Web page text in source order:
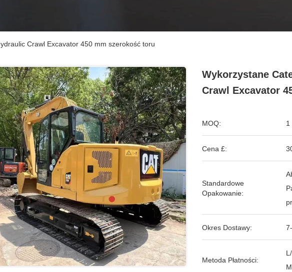
Crawl Excavator 450 mm szerokość toru
Wykorzystane
Crawl Excavator
MOQ: 1
Cena £:
Standardowe
Opakowanie:
Okres Dostawy:
Metoda Płatności: